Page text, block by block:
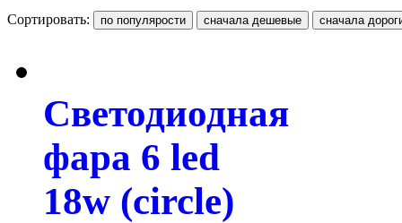
Сортировать:
Светодиодная
фара 6 led
18w (circle)